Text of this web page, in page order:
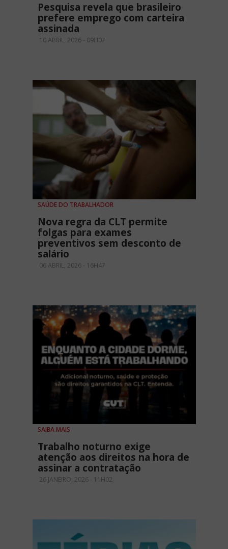
Pesquisa revela que brasileiro
prefere emprego com carteira
assinada
10 ABRIL, 2026 - 09H07
SAÚDE DO TRABALHADOR
Nova regra da CLT permite
folgas para exames
preventivos sem desconto de
salário
06 ABRIL, 2026 - 16H47
SAIBA MAIS
Trabalho noturno exige
atenção aos direitos na hora de
assinar a contratação
26 JANEIRO, 2026 - 11H02